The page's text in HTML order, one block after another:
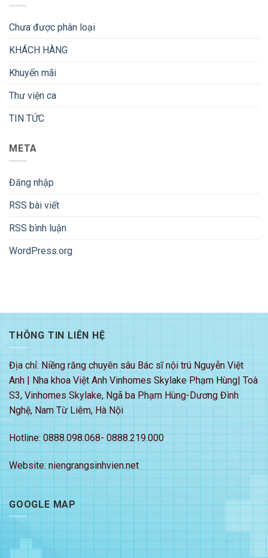
Chưa được phân loại
KHÁCH HÀNG
Khuyến mãi
Thư viện ca
TIN TỨC
META
Đăng nhập
RSS bài viết
RSS bình luận
WordPress.org
THÔNG TIN LIÊN HỆ
Địa chỉ: Niềng răng chuyên sâu Bác sĩ nội trú Nguyễn Việt
Anh | Nha khoa Việt Anh Vinhomes Skylake Phạm Hùng| Toà
S3, Vinhomes Skylake, Ngã ba Phạm Hùng-Dương Đình
Nghệ, Nam Từ Liêm, Hà Nội
Hotline: 0888.098.068- 0888.219.000
Website: niengrangsinhvien.net
GOOGLE MAP